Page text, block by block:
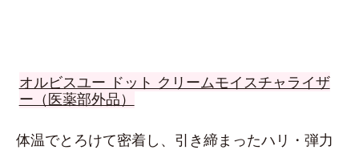
オルビスユー ドット クリームモイスチャライザ
ー（医薬部外品）
体温でとろけて密着し、引き締まったハリ・弾力